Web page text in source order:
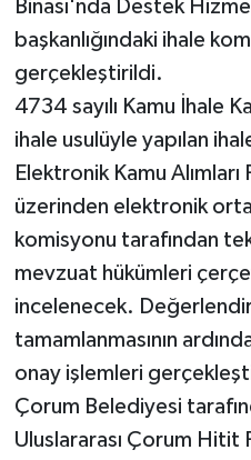
Binası'nda Destek
başkanlığındaki ihale
gerçekleştirildi.
4734 sayılı Kamu İhale
ihale usulüyle yapılan
Elektronik Kamu
üzerinden elektronik
komisyonu tarafından
mevzuat hükümleri
incelenecek.
tamamlanmasının
onay işlemleri
Çorum Belediyesi
Uluslararası Çorum Hitit
Sağlık